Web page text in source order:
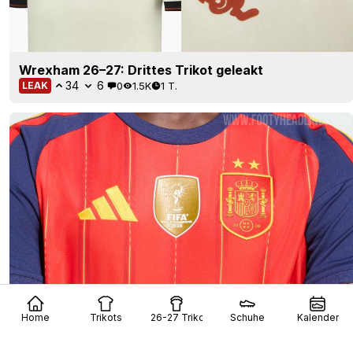
Home Trikots 26-27 Trikots Schuhe Kalender
Wrexham 26–27: Drittes Trikot geleakt
LEAK 34 6 0 1.5K 1 T.
Adidas Spanien 2026 WM-Sieger-Trikot „2-Sterne-
Edition“ veröffentlicht – ab nächster Woche